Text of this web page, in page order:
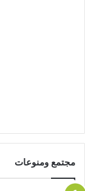
مجتمع ومنوعات